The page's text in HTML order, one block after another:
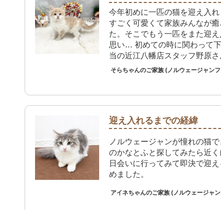
今年初めに一匹の猫を迎え入
すごく可愛くて家族みんなが
た。そこでもう一匹をまた迎
思い… 初めての時に関わって
当の近江八幡店スタッフ野原
くよくて… また野原さん頼り
切、丁寧、熱心に明るく接し
で頼りにしてます。
そらちゃんのご家族 (ノルウェージャン
迎え入れるまでの経緯
ノルウェージャンが憧れの猫
のかなとふと探してみたら近
日会いに行ってみて即決で迎
めました。
アイネちゃんのご家族 (ノルウェージャ